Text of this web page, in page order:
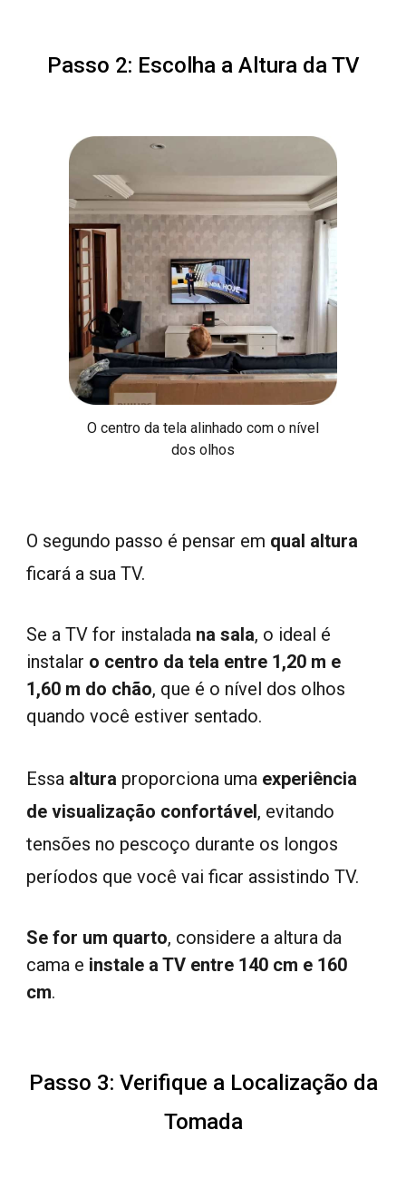
Passo 2: Escolha a Altura da TV
O centro da tela alinhado com o nível
dos olhos
O segundo passo é pensar em qual altura
ficará a sua TV.
Se a TV for instalada na sala, o ideal é
instalar o centro da tela entre 1,20 m e
1,60 m do chão, que é o nível dos olhos
quando você estiver sentado.
Essa altura proporciona uma experiência
de visualização confortável, evitando
tensões no pescoço durante os longos
períodos que você vai ficar assistindo TV.
Se for um quarto, considere a altura da
cama e instale a TV entre 140 cm e 160
cm.
Passo 3: Verifique a Localização da
Tomada